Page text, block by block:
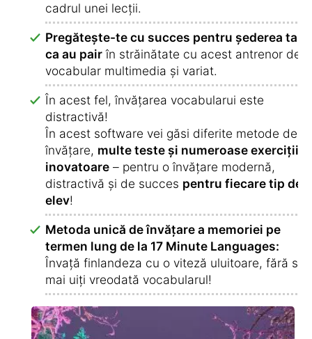
cadrul unei lecții.
Pregătește-te cu succes pentru șederea ta
ca au pairîn străinătate cu acest antrenor de
vocabular multimedia și variat.
În acest fel, învățarea vocabularui este
distractivă!
În acest software vei găsi diferite metode de
învățare, multe teste și numeroase exerciții
inovatoare – pentru o învățare modernă,
distractivă și de succes pentru fiecare tip de
elev!
Metoda unică de învățare a memoriei pe
termen lung de la 17 Minute Languages:
Învață finlandeza cu o viteză uluitoare, fără să
mai uiți vreodată vocabularul!